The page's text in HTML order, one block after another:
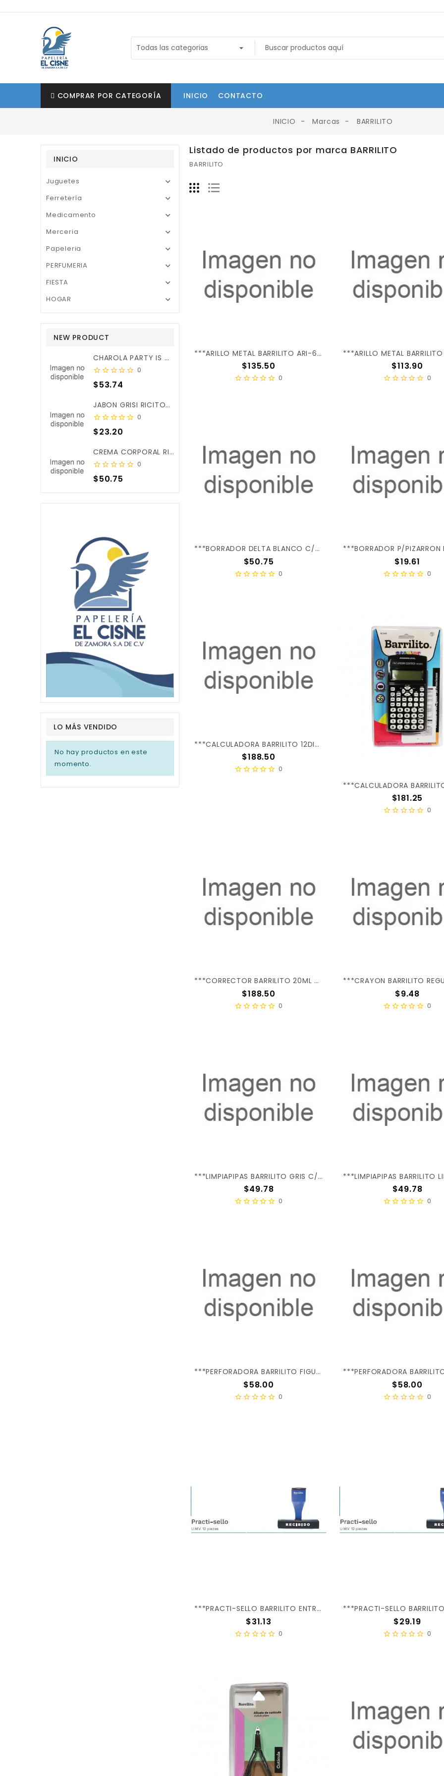
COMPRAR POR CATEGORÍA INICIO CONTACTO
INICIO Marcas BARRILITO
INICIO
Juguetes 
Ferretería 
Medicamento 
Merceria 
Papeleria 
PERFUMERIA 
FIESTA 
HOGAR 
NEW PRODUCT
CHAROLA PARTY IS ON REDONDA ROSA BEBE C/3PZ X/6
0
Precio
$53.74
JABON GRISI RICITOS DE ORO ALOE&CALENDULA 90GR X/25
0
Precio
$23.20
CREMA CORPORAL RICITOS DE ORO ALOE&CALENDULA 250ML X/12
0
Precio
$50.75
LO MÁS VENDIDO
No hay productos en este
momento.
Listado de productos por marca BARRILITO
BARRILITO
***ARILLO METAL BARRILITO ARI-6.3N 1/4 C/135PSAZ
Precio
$135.50
0
Precio
$113.90
0
***BORRADOR DELTA BLANCO C/30PZ GD30
Precio
$50.75
0
Precio
$19.61
0
***CALCULADORA BARRILITO 12DIG DT394 X/24 ***
Precio
$188.50
0
Precio
$181.25
0
***CORRECTOR BARRILITO 20ML C/12PZ CL20 X/48
Precio
$188.50
0
Precio
$9.48
0
***LIMPIAPIPAS BARRILITO GRIS C/100PZ P023 X/24
Precio
$49.78
0
Precio
$49.78
0
***PERFORADORA BARRILITO FIGURA FLOR PF024M X/12
Precio
$58.00
0
Precio
$58.00
0
***PRACTI-SELLO BARRILITO ENTREGADO BLC/1PZ 30005B
Precio
$31.13
0
Precio
$29.19
0